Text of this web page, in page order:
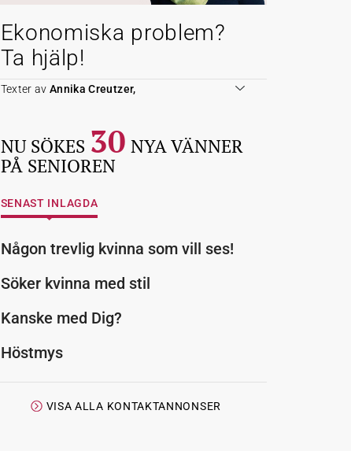
Ekonomiska problem?
Ta hjälp!
Texter av Annika Creutzer,
NU SÖKES 30 NYA VÄNNER
PÅ SENIOREN
SENAST INLAGDA
Någon trevlig kvinna som vill ses!
Söker kvinna med stil
Kanske med Dig?
Höstmys
VISA ALLA KONTAKTANNONSER